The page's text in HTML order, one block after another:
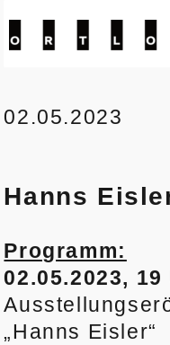
Kunstraum
02.05.2023
Hanns
Programm:
02.05.2023, 19
„Hanns Eisler“